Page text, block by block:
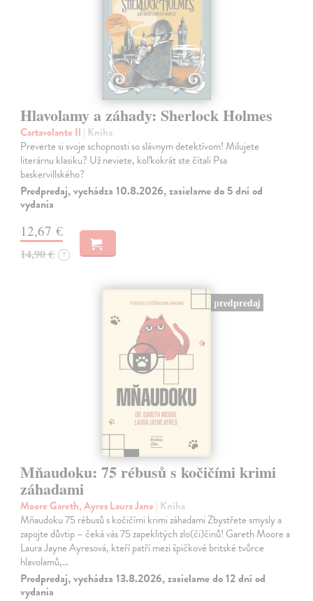
Hlavolamy a záhady: Sherlock Holmes
Cartavolante Il | Kniha
Preverte si svoje schopnosti so slávnym detektívom! Milujete
literárnu klasiku? Už neviete, koľkokrát ste čítali Psa
baskervillského?
Predpredaj, vychádza 10.8.2026, zasielame do 5 dní od
vydania
12,67 €
14,90 € ?
predpredaj
Mňaudoku: 75 rébusů s kočičími krimi
záhadami
Moore Gareth, Ayres Laura Jane | Kniha
Mňaudoku 75 rébusů s kočičími krimi záhadami Zbystřete smysly a
zapojte důvtip – čeká vás 75 zapeklitých zlo(či)činů! Gareth Moore a
Laura Jayne Ayresová, kteří patří mezi špičkové britské tvůrce
hlavolamů,…
Predpredaj, vychádza 13.8.2026, zasielame do 12 dní od
vydania